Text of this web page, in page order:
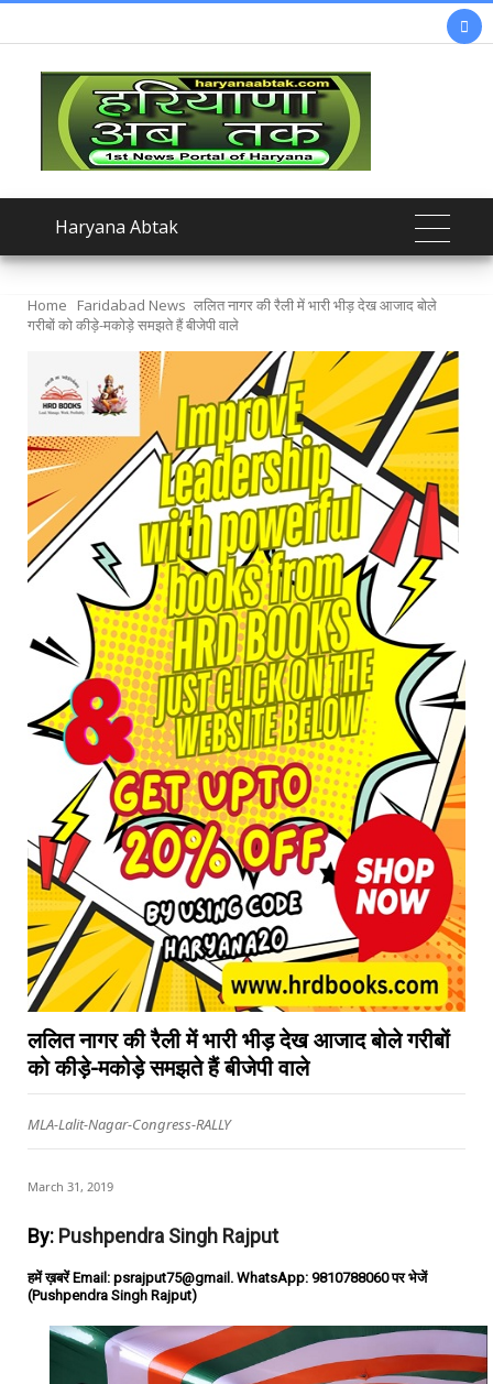

Haryana Abtak
Home Faridabad News ललित नागर की रैली में भारी भीड़ देख आजाद बोले
गरीबों को कीड़े-मकोड़े समझते हैं बीजेपी वाले
ललित नागर की रैली में भारी भीड़ देख आजाद बोले गरीबों
को कीड़े-मकोड़े समझते हैं बीजेपी वाले
MLA-Lalit-Nagar-Congress-RALLY
March 31, 2019
By: Pushpendra Singh Rajput
हमें ख़बरें Email: psrajput75@gmail. WhatsApp: 9810788060 पर भेजें
(Pushpendra Singh Rajput)